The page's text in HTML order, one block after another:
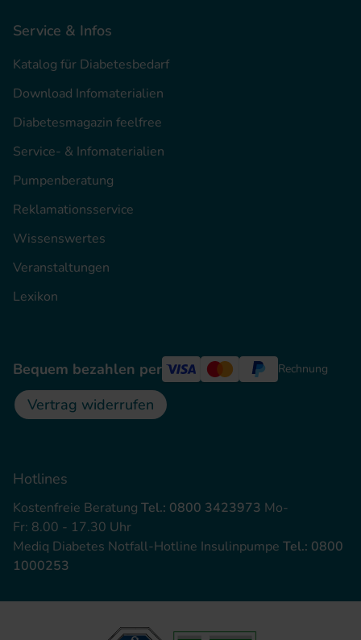
Service & Infos
Katalog für Diabetesbedarf
Download Infomaterialien
Diabetesmagazin feelfree
Service- & Infomaterialien
Pumpenberatung
Reklamationsservice
Wissenswertes
Veranstaltungen
Lexikon
Bequem bezahlen per Rechnung
Vertrag widerrufen
Hotlines
Kostenfreie Beratung Tel.: 0800 3423973 Mo-
Fr: 8.00 - 17.30 Uhr
Mediq Diabetes Notfall-Hotline Insulinpumpe Tel.: 0800
1000253